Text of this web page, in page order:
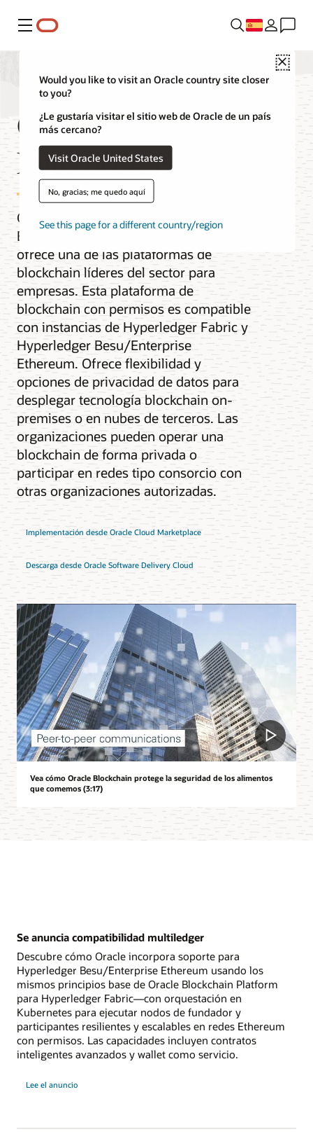
Menú
Close
Would you like to visit an Oracle country site closer
to you?
¿Le gustaría visitar el sitio web de Oracle de un país
más cercano?
Visit Oracle United States
No, gracias; me quedo aquí
See this page for a different country/region
Oracle Blockchain,
Enterprise Edition
Oracle Blockchain Platform Enterprise
Edition es una solución multiledger que
ofrece una de las plataformas de
blockchain líderes del sector para
empresas. Esta plataforma de
blockchain con permisos es compatible
con instancias de Hyperledger Fabric y
Hyperledger Besu/Enterprise
Ethereum. Ofrece flexibilidad y
opciones de privacidad de datos para
desplegar tecnología blockchain on-
premises o en nubes de terceros. Las
organizaciones pueden operar una
blockchain de forma privada o
participar en redes tipo consorcio con
otras organizaciones autorizadas.
Implementación desde Oracle Cloud Marketplace
Descarga desde Oracle Software Delivery Cloud
Vea cómo Oracle Blockchain protege la seguridad de los alimentos
que comemos (3:17)
Se anuncia compatibilidad multiledger
Descubre cómo Oracle incorpora soporte para
Hyperledger Besu/Enterprise Ethereum usando los
mismos principios base de Oracle Blockchain Platform
para Hyperledger Fabric—con orquestación en
Kubernetes para ejecutar nodos de fundador y
participantes resilientes y escalables en redes Ethereum
con permisos. Las capacidades incluyen contratos
inteligentes avanzados y wallet como servicio.
Lee el anuncio